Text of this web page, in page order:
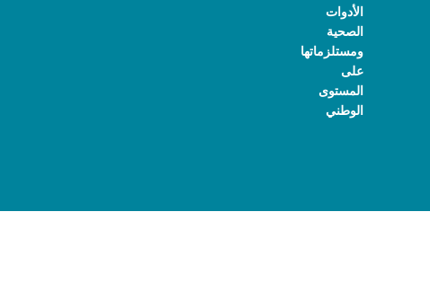
الأدوات
الصحية
ومستلزماتها
على
المستوى
الوطني